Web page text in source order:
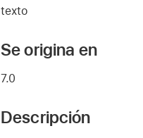
texto
Se origina en
7.0
Descripción